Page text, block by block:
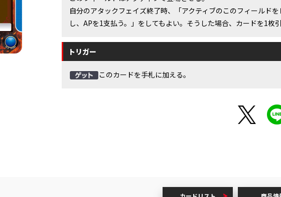
自分のアタックフェイズ終了時、「アクティブのこのフィールド
し、APを1支払う。」をしてもよい。そうした場合、カードを1枚
トリガー
このカードを手札に加える。